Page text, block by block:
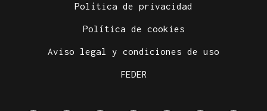
Política de privacidad
Política de cookies
Aviso legal y condiciones de uso
FEDER